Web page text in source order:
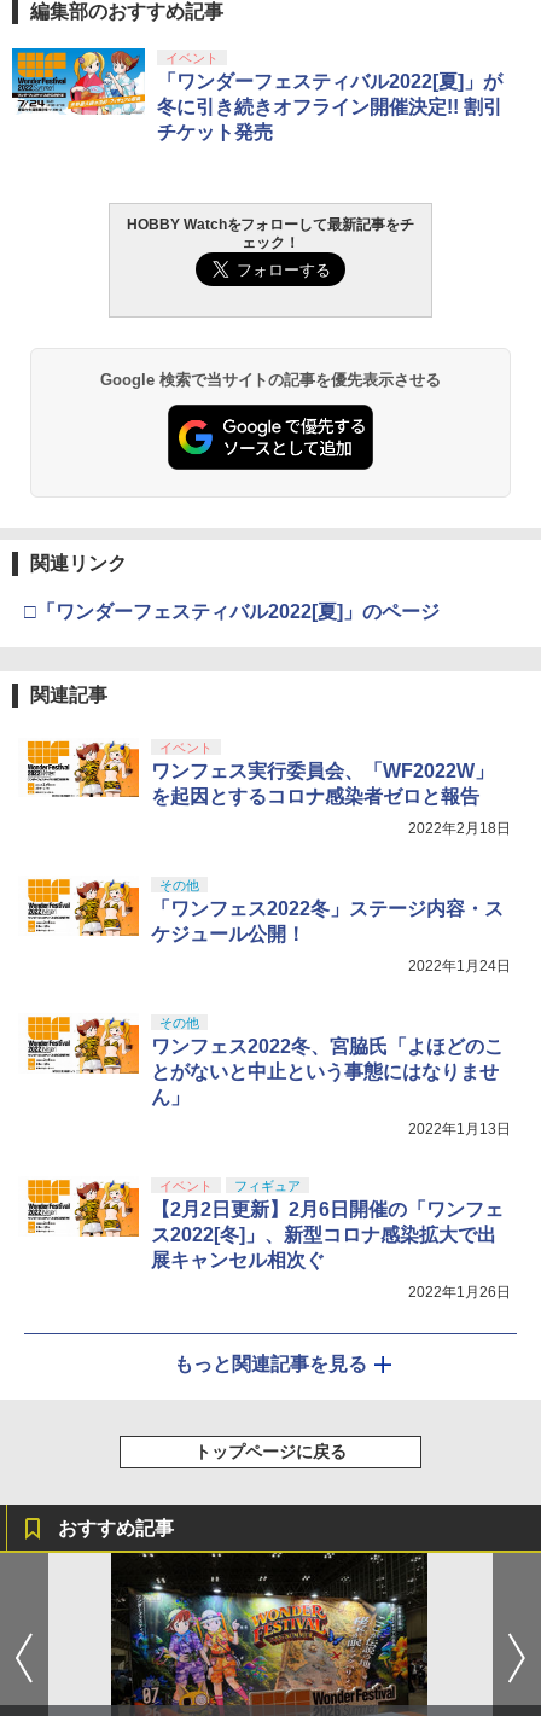
1
BANDAI SPIRITS(バンダイ スピリッツ)
30MS SIS-J00 メルンジャ[カラーA] 色
分け済みプラモデル
￥4,200
BANDAI SPIRITS(バンダイ スピリッツ)
機動警察パトレイバー EZY RG 1/48 AV-
98Plus (イングラム・プラス) 色分け済
HG 機動戦士ガンダム00 グラハム専用ユ
ニオンフラッグカスタム 1/144スケール
色分け済みプラモデル
BANDAI SPIRITS(バンダイ スピリッツ)
HGAW 機動新世紀ガンダムX ガンダムエ
5
BANDAI SPIRITS(バンダイスピリッツ)
30MS SIS-H00 セスティエ[カラーC] 色
1
東京マルイ (TOKYO MARUI) ガスブロー
バックマシンガン No.14 20式 5.56mm
小銃 18歳以上 ガスブローバック
￥196,900
東京マルイ(TOKYO MARUI) No.25 コル
ト ガバメント HG 18歳以上エアーHOP
ハンドガン
￥3,384
東京マルイ No.10 ハイキャパ5.1 10歳以
上 電動ブローバック フルオート
￥3,815
4
HOPリボルバー エアコッキング
USP HG 18歳以上エアーHOPハンドガン
￥3,409
1
LOCTITE(ロックタイト) シールはがし
プレミアム 220ml
￥962
GSIクレオス Mr.トップコート 水性プレ
ミアムトップコートスプレー 光沢 88ml
ホビー用仕上材 B601
￥748
タミヤ クラフトツールシリーズ No.123
先細薄刃ニッパー (ゲートカット用) プラ
モデル用工具 74123
￥2,600
5
シリコンモールド クロムハート 4種 6.7×
3.6cm 柄型枠 爪飾り作成 多寸法設計 立
体彫刻 耐久 繰返し ハンドメイドネイル
(Bタイプ)
編集部のおすすめ記事
イベント
「ワンダーフェスティバル2022[夏]」が
冬に引き続きオフライン開催決定!! 割引
チケット発売
HOBBY Watchをフォローして最新記事をチ
ェック！
Google 検索で当サイトの記事を優先表示させる
関連リンク
□「ワンダーフェスティバル2022[夏]」のページ
関連記事
イベント
ワンフェス実行委員会、「WF2022W」
を起因とするコロナ感染者ゼロと報告
2022年2月18日
その他
「ワンフェス2022冬」ステージ内容・ス
ケジュール公開！
2022年1月24日
その他
ワンフェス2022冬、宮脇氏「よほどのこ
とがないと中止という事態にはなりませ
ん」
2022年1月13日
イベント フィギュア
【2月2日更新】2月6日開催の「ワンフェ
ス2022[冬]」、新型コロナ感染拡大で出
展キャンセル相次ぐ
2022年1月26日
もっと関連記事を見る
トップページに戻る
おすすめ記事